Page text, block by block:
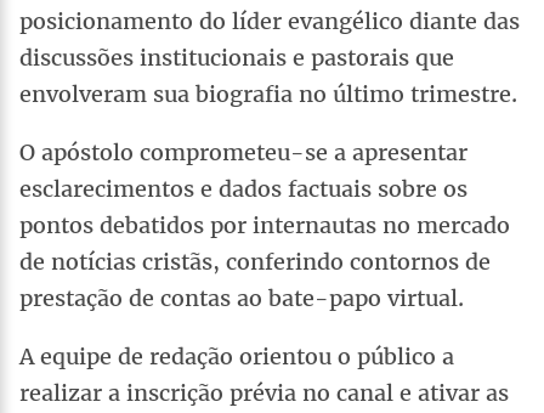
posicionamento do líder evangélico diante das
discussões institucionais e pastorais que
envolveram sua biografia no último trimestre.
O apóstolo comprometeu-se a apresentar
esclarecimentos e dados factuais sobre os
pontos debatidos por internautas no mercado
de notícias cristãs, conferindo contornos de
prestação de contas ao bate-papo virtual.
A equipe de redação orientou o público a
realizar a inscrição prévia no canal e ativar as